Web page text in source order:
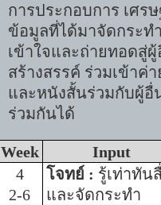
การประกอบการ เศร
ข้อมูลที่ได้มาจัดกระท
เข้าใจและถ่ายทอดสู่
สร้างสรรค์ ร่วมเข้าค่
และหนังสั้นร่วมกับผู้อื่
ร่วมกันได้
Week Input
4
2-6
โจทย์ : รู้เท่าทัน
และจัดกระทำ